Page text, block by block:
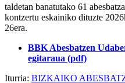
taldetan banatutako 61
kontzertu eskainiko dituzte
26era.
BBK Abesbatzen
egitaraua (pdf)
Iturria: BIZKAIKO